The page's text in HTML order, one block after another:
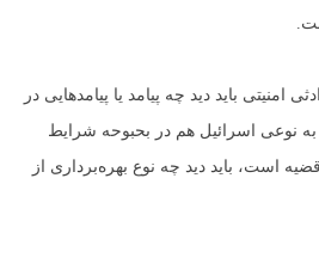
امنیتی باید دید چه پیامد یا پیامدهایی در
نوعی اسرائیل هم در بحبوحه شرایط
است، باید دید چه نوع بهره‌برداری از